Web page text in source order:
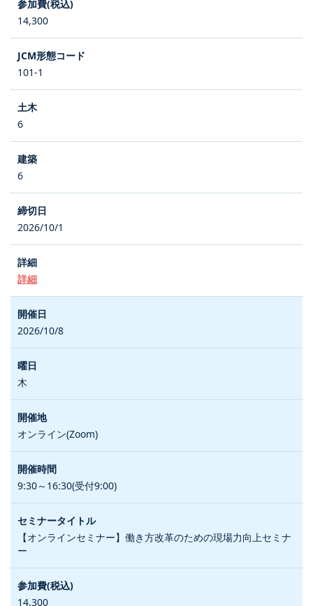
14,300
101-1
6
6
2026/10/1
詳細
2026/10/8
木
オンライン(Zoom)
9:30～16:30(受付9:00)
【オンラインセミナー】働き方改革のための現場力向上セミナ
ー
14,300